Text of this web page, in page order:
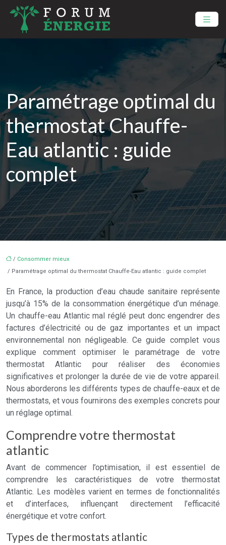
Paramétrage optimal du
thermostat Chauffe-
Eau atlantic : guide
complet
/ Consommer mieux
/ Paramétrage optimal du thermostat Chauffe-Eau atlantic : guide complet
En France, la production d’eau chaude sanitaire représente
jusqu’à 15% de la consommation énergétique d’un ménage.
Un chauffe-eau Atlantic mal réglé peut donc engendrer des
factures d’électricité ou de gaz importantes et un impact
environnemental non négligeable. Ce guide complet vous
explique comment optimiser le paramétrage de votre
thermostat Atlantic pour réaliser des économies
significatives et prolonger la durée de vie de votre appareil.
Nous aborderons les différents types de chauffe-eaux et de
thermostats, et vous fournirons des exemples concrets pour
un réglage optimal.
Comprendre votre thermostat
atlantic
Avant de commencer l’optimisation, il est essentiel de
comprendre les caractéristiques de votre thermostat
Atlantic. Les modèles varient en termes de fonctionnalités
et d’interfaces, influençant directement l’efficacité
énergétique et votre confort.
Types de thermostats atlantic